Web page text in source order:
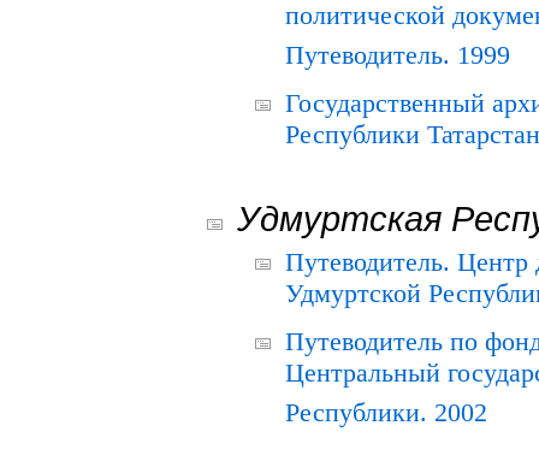
политической
Путеводитель. 1999
Государственный
Республики
Удмуртская
Путеводитель.
Удмуртской
Путеводитель по
Центральный
Республики. 2002